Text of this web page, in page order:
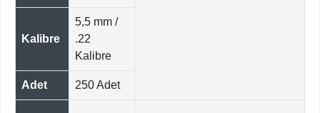
Kalibre
5,5 mm /
.22
Kalibre
Adet 250 Adet